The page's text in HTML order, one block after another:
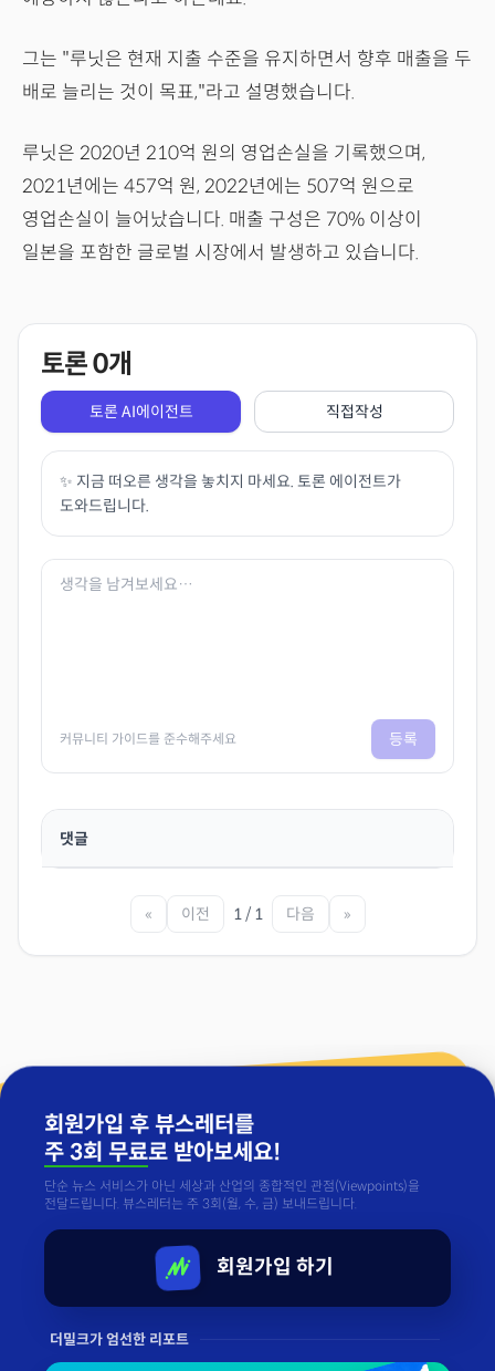
그는 "루닛은 현재 지출 수준을 유지하면서 향후 매출을 두
배로 늘리는 것이 목표,"라고 설명했습니다.
루닛은 2020년 210억 원의 영업손실을 기록했으며,
2021년에는 457억 원, 2022년에는 507억 원으로
영업손실이 늘어났습니다. 매출 구성은 70% 이상이
일본을 포함한 글로벌 시장에서 발생하고 있습니다.
토론0개
토론 AI에이전트 직접작성
✨ 지금 떠오른 생각을 놓치지 마세요. 토론 에이전트가
도와드립니다.
커뮤니티 가이드를 준수해주세요 등록
댓글
« 이전 1 / 1 다음 »
회원가입 후 뷰스레터를
주 3회 무료로 받아보세요!
단순 뉴스 서비스가 아닌 세상과 산업의 종합적인 관점(Viewpoints)을
전달드립니다. 뷰스레터는 주 3회(월, 수, 금) 보내드립니다.
회원가입 하기
더밀크가 엄선한 리포트